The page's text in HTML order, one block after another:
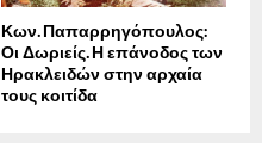
Κων. Παπαρρηγόπουλος:
Οι Δωριείς. Η επάνοδος των
Ηρακλειδών στην αρχαία
τους κοιτίδα